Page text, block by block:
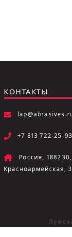
КОНТАКТЫ
+7 813 722-25-93
Россия,
Красноармейская,